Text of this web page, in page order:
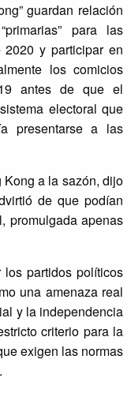
guardan relación
para las
y participar en
los comicios
antes de que el
electoral que
presentarse a las
a la sazón, dijo
de que podían
promulgada apenas
los partidos políticos
una amenaza real
y la independencia
criterio para la
exigen las normas